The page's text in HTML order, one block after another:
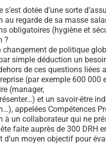
s’est dotée d’une sorte
au regarde de sa masse
obligatoires (hygiène et
?
changement de politique
simple déduction un
de ces questions liées
(par exemple 600
(manager,
et un savoir-être
appelées Compétences
à un collaborateur qui ne
faite auprès de 300 DRH
d’un moyen objectif pour